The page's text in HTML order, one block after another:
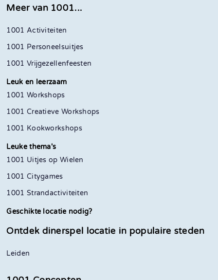
Meer van 1001...
1001 Activiteiten
1001 Personeelsuitjes
1001 Vrijgezellenfeesten
Leuk en leerzaam
1001 Workshops
1001 Creatieve Workshops
1001 Kookworkshops
Leuke thema's
1001 Uitjes op Wielen
1001 Citygames
1001 Strandactiviteiten
Geschikte locatie nodig?
Ontdek dinerspel locatie in populaire steden
Leiden